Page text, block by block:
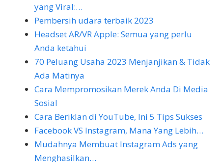
yang Viral:…
Pembersih udara terbaik 2023
Headset AR/VR Apple: Semua yang perlu
Anda ketahui
70 Peluang Usaha 2023 Menjanjikan & Tidak
Ada Matinya
Cara Mempromosikan Merek Anda Di Media
Sosial
Cara Beriklan di YouTube, Ini 5 Tips Sukses
Facebook VS Instagram, Mana Yang Lebih…
Mudahnya Membuat Instagram Ads yang
Menghasilkan…